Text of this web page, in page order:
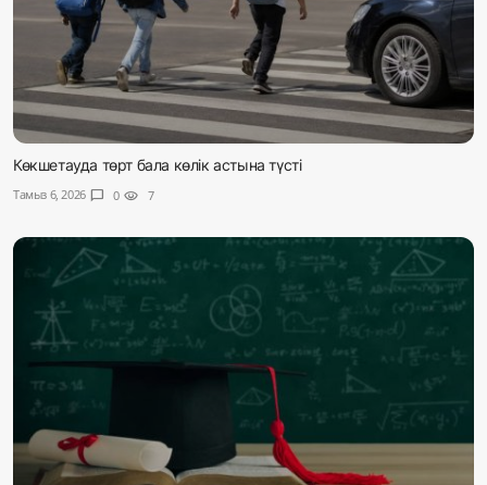
Көкшетауда төрт бала көлік астына түсті
Тамыз 6, 2026 chat_bubble 0 visibility 7